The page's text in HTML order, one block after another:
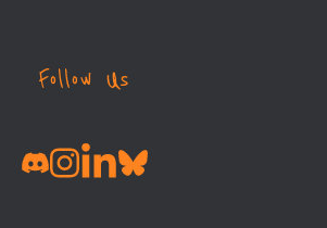
Follow Us